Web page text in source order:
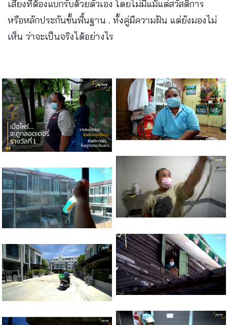
เสี่ยงที่ต้องแบกรับด้วยตัวเอง โดยไม่มีแม้แต่สวัสดิการ
หรือหลักประกันขั้นพื้นฐาน . ทั้งคู่มีความฝัน แต่ยังมองไม่
เห็น ว่าจะเป็นจริงได้อย่างไร